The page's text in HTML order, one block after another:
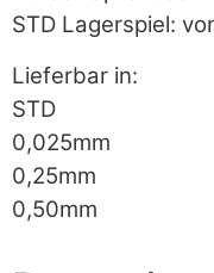
STD Lagerspiel:
Lieferbar in:
STD
0,025mm
0,25mm
0,50mm